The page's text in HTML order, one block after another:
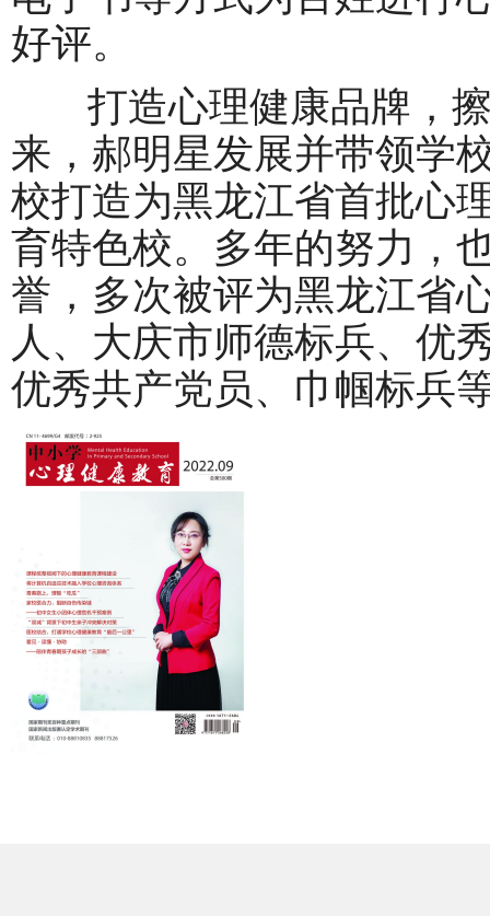
好评。
打造心理健康品牌，擦
来，郝明星发展并带领学
校打造为黑龙江省首批心
育特色校。多年的努力，
誉，多次被评为黑龙江省
人、大庆市师德标兵、优
优秀共产党员、巾帼标兵